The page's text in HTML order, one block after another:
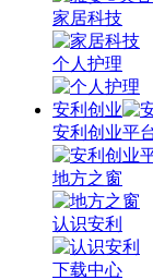
家居科技
个人护理
安利创业
安利创业平
地方之窗
认识安利
下载中心